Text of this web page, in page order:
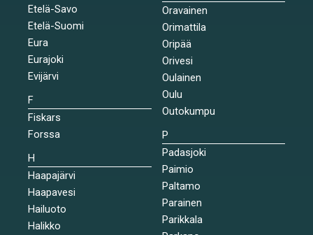
Etelä-Savo
Etelä-Suomi
Eura
Eurajoki
Evijärvi
F
Fiskars
Forssa
H
Haapajärvi
Haapavesi
Hailuoto
Halikko
Oravainen
Orimattila
Oripää
Orivesi
Oulainen
Oulu
Outokumpu
P
Padasjoki
Paimio
Paltamo
Parainen
Parikkala